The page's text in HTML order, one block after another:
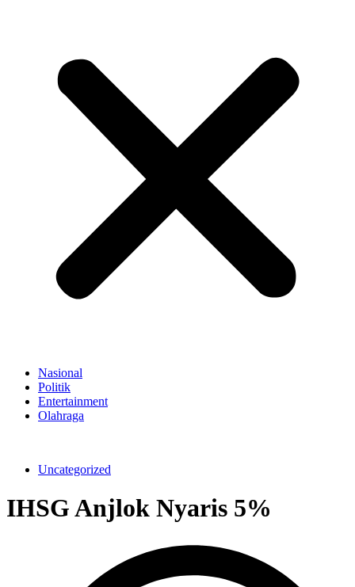
Nasional
Politik
Entertainment
Olahraga
Uncategorized
IHSG Anjlok Nyaris 5%